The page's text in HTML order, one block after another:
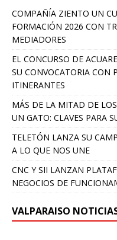
COMPAÑÍA ZIENTO UN
FORMACIÓN 2026 CON
MEDIADORES
EL CONCURSO DE
SU CONVOCATORIA CON
ITINERANTES
MÁS DE LA MITAD DE
UN GATO: CLAVES PARA
TELETÓN LANZA SU
A LO QUE NOS UNE
CNC Y SII LANZAN
NEGOCIOS DE
VALPARAISO